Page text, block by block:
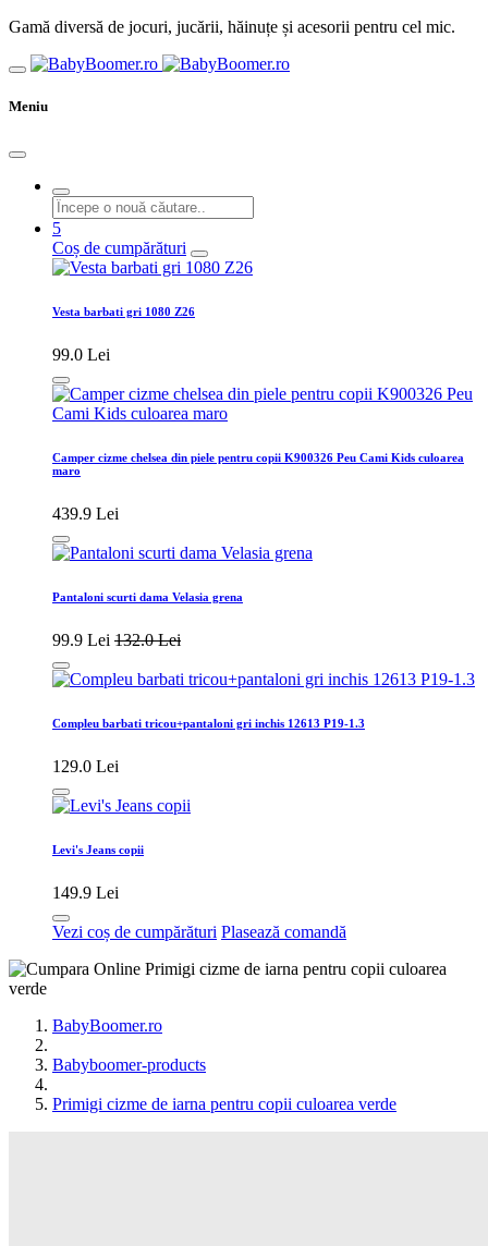
Gamă diversă de jocuri, jucării, hăinuțe și acesorii pentru cel mic.
Meniu
5
Coș de cumpărături
Vesta barbati gri 1080 Z26
99.0 Lei
Camper cizme chelsea din piele pentru copii K900326 Peu Cami Kids culoarea
maro
439.9 Lei
Pantaloni scurti dama Velasia grena
99.9 Lei 132.0 Lei
Compleu barbati tricou+pantaloni gri inchis 12613 P19-1.3
129.0 Lei
Levi's Jeans copii
149.9 Lei
Vezi coș de cumpărături Plasează comandă
BabyBoomer.ro
Babyboomer-products
Primigi cizme de iarna pentru copii culoarea verde